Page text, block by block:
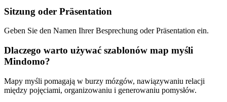
Sitzung oder Präsentation
Geben Sie den Namen Ihrer Besprechung oder Präsentation ein.
Dlaczego warto używać szablonów map myśli
Mindomo?
Mapy myśli pomagają w burzy mózgów, nawiązywaniu relacji
między pojęciami, organizowaniu i generowaniu pomysłów.